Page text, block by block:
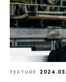
FEATURE